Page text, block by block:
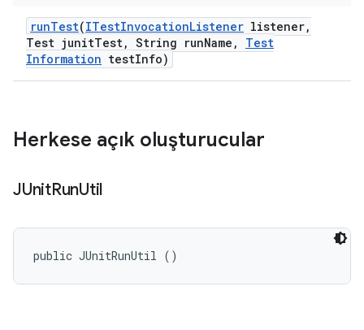
runTest(ITestInvocationListener listener,
Test junitTest, String runName ,
Test
Information testInfo)
Herkese açık oluşturucular
JUnitRunUtil
public JUnitRunUtil ()